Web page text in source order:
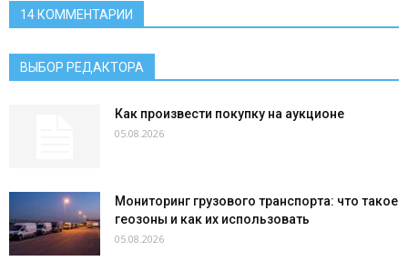
14 КОММЕНТАРИИ
ВЫБОР РЕДАКТОРА
Как произвести покупку на аукционе
05.08.2026
Мониторинг грузового транспорта: что такое
геозоны и как их использовать
05.08.2026